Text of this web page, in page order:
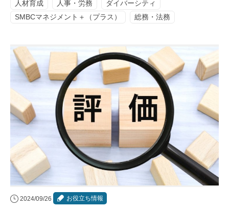
人材育成 人事・労務
ダイバーシティ
SMBCマネジメント＋（プラス）
総務・法務
2024/09/26 お役立ち情報